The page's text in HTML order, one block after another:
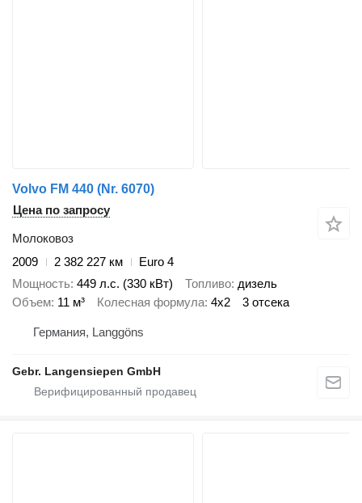
Volvo FM 440 (Nr. 6070)
Цена по запросу
Молоковоз
2009
2 382 227 км
Euro 4
Мощность 449 л.с. (330 кВт) Топливо дизель
Объем 11 м³ Колесная формула 4x2 3 отсека
Германия, Langgöns
Gebr. Langensiepen GmbH